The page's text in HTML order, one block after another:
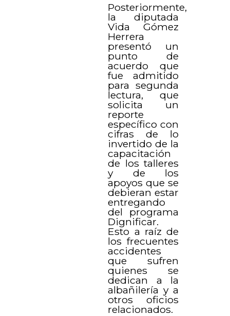
Posteriormente,
la diputada
Vida Gómez
Herrera
presentó un
punto de
acuerdo que
fue admitido
para segunda
lectura, que
solicita un
reporte
específico con
cifras de lo
invertido de la
capacitación
de los talleres
y de los
apoyos que se
debieran estar
entregando
del programa
Dignificar.
Esto a raíz de
los frecuentes
accidentes
que sufren
quienes se
dedican a la
albañilería y a
otros oficios
relacionados.